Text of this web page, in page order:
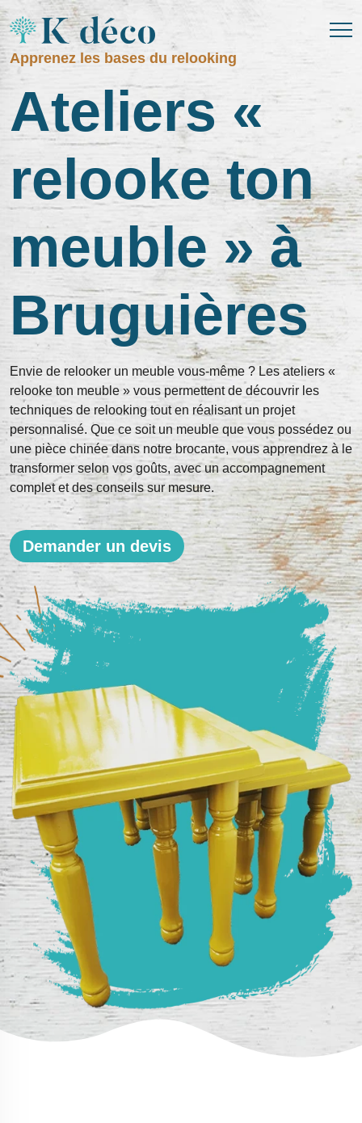
Apprenez les bases du relooking
Ateliers «
relooke ton
meuble » à
Bruguières
Envie de relooker un meuble vous-même ? Les ateliers «
relooke ton meuble » vous permettent de découvrir les
techniques de relooking tout en réalisant un projet
personnalisé. Que ce soit un meuble que vous possédez ou
une pièce chinée dans notre brocante, vous apprendrez à le
transformer selon vos goûts, avec un accompagnement
complet et des conseils sur mesure.
Demander un devis